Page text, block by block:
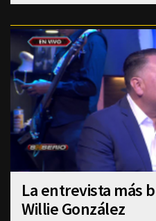
La entrevista más
Willie González